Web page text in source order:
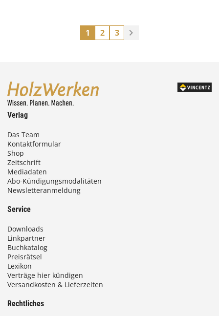
1 2 3
Verlag
Das Team
Kontaktformular
Shop
Zeitschrift
Mediadaten
Abo-Kündigungsmodalitäten
Newsletteranmeldung
Service
Downloads
Linkpartner
Buchkatalog
Preisrätsel
Lexikon
Verträge hier kündigen
Versandkosten & Lieferzeiten
Rechtliches